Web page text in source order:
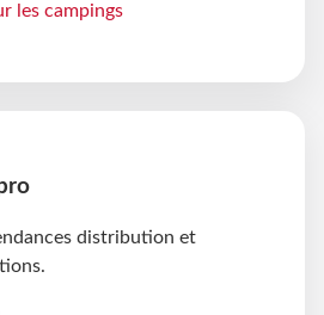
les campings
distribution et